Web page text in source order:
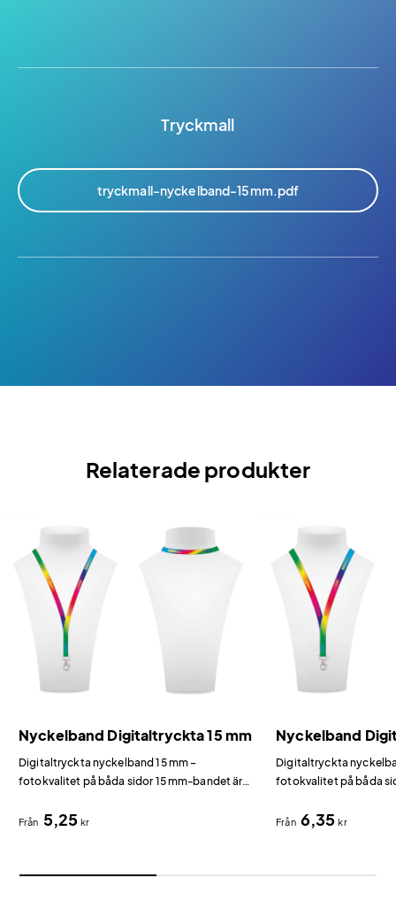
Tryckmall
tryckmall-nyckelband-15mm.pdf
Relaterade produkter
Nyckelband Digitaltryckta 15 mm
Digitaltryckta nyckelband 15 mm –
fotokvalitet på båda sidor 15 mm-bandet är
en elegant profil med fullfärgstryck.
Från 5,25kr
Nyckelband
Digitaltryckta
fotokvalitet på båda
synlighet och komfort
Från 6,35kr